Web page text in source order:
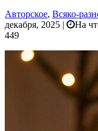
Авторское, Всяко-
декабря, 2025 |
На
449